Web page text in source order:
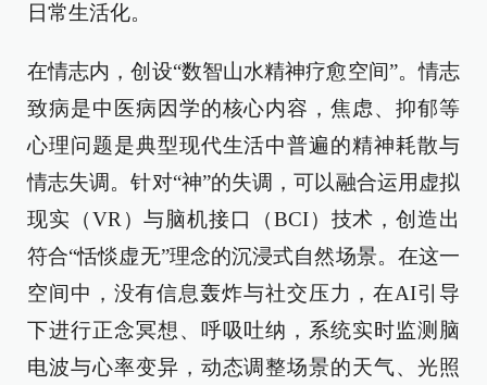
日常生活化。
在情志内，创设“数智山水精神疗愈空间”。情志
致病是中医病因学的核心内容，焦虑、抑郁等
心理问题是典型现代生活中普遍的精神耗散与
情志失调。针对“神”的失调，可以融合运用虚拟
现实（VR）与脑机接口（BCI）技术，创造出
符合“恬惔虚无”理念的沉浸式自然场景。在这一
空间中，没有信息轰炸与社交压力，在AI引导
下进行正念冥想、呼吸吐纳，系统实时监测脑
电波与心率变异，动态调整场景的天气、光照